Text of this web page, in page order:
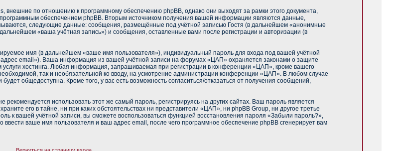
по отношению к программному обеспечению phpBB, однако они выходят за рамки этого документа,
обеспечением phpBB. Вторым источником получения вашей информации являются данные,
следующие данные: сообщения, размещённые под учётной записью Гостя (в дальнейшем «анонимные
«ваша учётная запись») и сообщения, оставленные вами после регистрации и авторизации (в
имя (в дальнейшем «ваше имя пользователя»), индивидуальный пароль для входа под вашей учётной
email»). Ваша информация из вашей учётной записи на форумах «ЦАП» охраняется законами о защите
хостинга. Любая информация, запрашиваемая при регистрации в конференции «ЦАП», кроме вашего
так и необязательной ко вводу, на усмотрение администрации конференции «ЦАП». В любом случае
общедоступна. Кроме того, у вас есть возможность согласиться/отказаться от получения сообщений,
использовать этот же самый пароль, регистрируясь на других сайтах. Ваш пароль является
его в тайне, ни при каких обстоятельствах ни представители «ЦАП», ни phpBB Group, ни другое третье
к вашей учётной записи, вы сможете воспользоваться функцией восстановления пароля «Забыли пароль?»,
ваше имя пользователя и ваш адрес email, после чего программное обеспечение phpBB сгенерирует вам